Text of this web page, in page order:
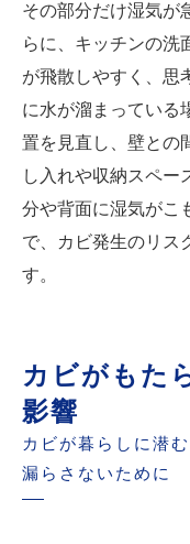
その部分だけ湿気が
らに、キッチンの洗
が飛散しやすく、思
に水が溜まっている
置を見直し、壁との
し入れや収納スペー
分や背面に湿気がこ
で、カビ発生のリス
す。
カビがもた
影響
カビが暮らしに潜
漏らさないために